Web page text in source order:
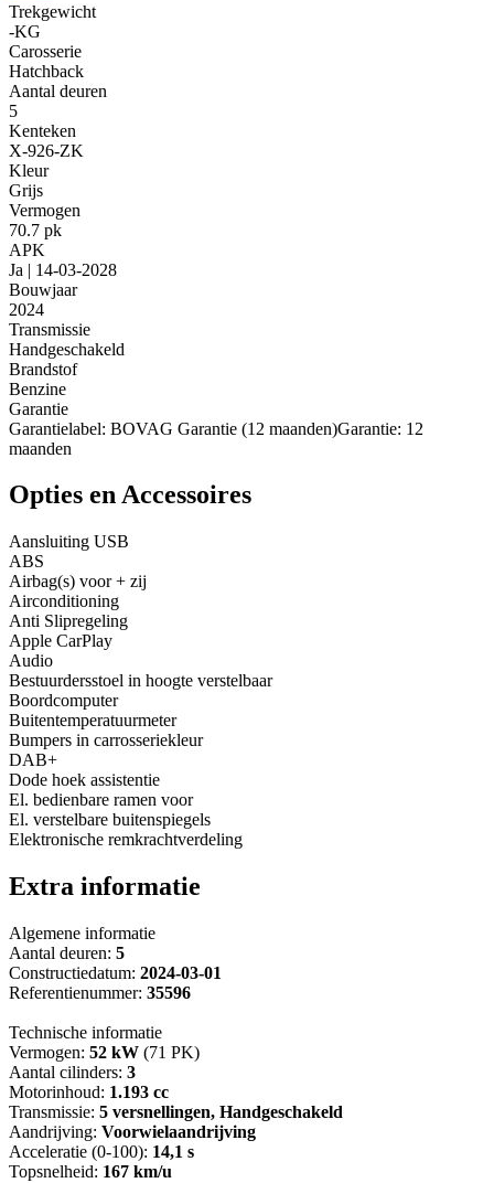
Trekgewicht
-KG
Carosserie
Hatchback
Aantal deuren
5
Kenteken
X-926-ZK
Kleur
Grijs
Vermogen
70.7 pk
APK
Ja | 14-03-2028
Bouwjaar
2024
Transmissie
Handgeschakeld
Brandstof
Benzine
Garantie
Garantielabel: BOVAG Garantie (12 maanden)Garantie: 12
maanden
Opties en Accessoires
Aansluiting USB
ABS
Airbag(s) voor + zij
Airconditioning
Anti Slipregeling
Apple CarPlay
Audio
Bestuurdersstoel in hoogte verstelbaar
Boordcomputer
Buitentemperatuurmeter
Bumpers in carrosseriekleur
DAB+
Dode hoek assistentie
El. bedienbare ramen voor
El. verstelbare buitenspiegels
Elektronische remkrachtverdeling
Extra informatie
Algemene informatie
Aantal deuren: 5
Constructiedatum: 2024-03-01
Referentienummer: 35596
Technische informatie
Vermogen: 52 kW (71 PK)
Aantal cilinders: 3
Motorinhoud: 1.193 cc
Transmissie: 5 versnellingen, Handgeschakeld
Aandrijving: Voorwielaandrijving
Acceleratie (0-100): 14,1 s
Topsnelheid: 167 km/u